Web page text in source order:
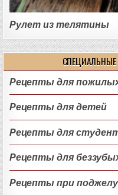
Рулет из телятины
Рецепты для
Рецепты для детей
Рецепты для
Рецепты для
Рецепты при